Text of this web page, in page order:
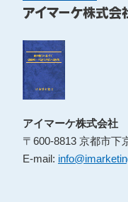
アイマーケ株式会社
〒600-8813 京都市下
E-mail: